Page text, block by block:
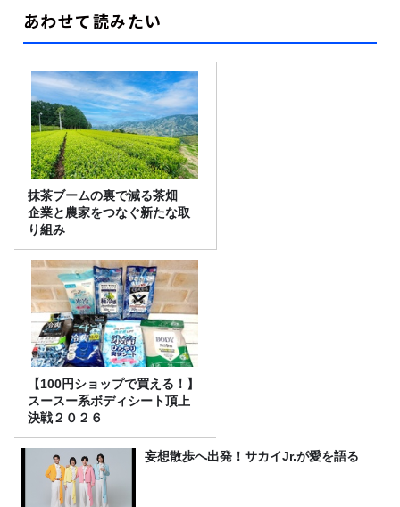
あわせて読みたい
抹茶ブームの裏で減る茶畑
企業と農家をつなぐ新たな取
り組み
【100円ショップで買える！】
スースー系ボディシート頂上
決戦２０２６
妄想散歩へ出発！サカイJr.が愛を語る